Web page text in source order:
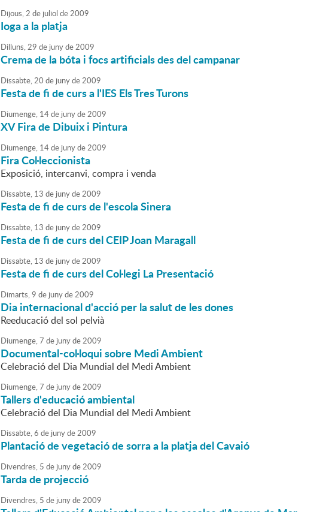
Dijous,2 de juliol de2009
Ioga a la platja
Dilluns,29 de junyde2009
Crema de la bóta i focs artificials des del campanar
Dissabte,20 de junyde2009
Festa de fi de curs a l'IES Els Tres Turons
Diumenge, 14de junyde2009
XV Fira de Dibuix i Pintura
Diumenge, 14de junyde2009
Fira Col·leccionista
Exposició, intercanvi, compra i venda
Dissabte, 13 de junyde2009
Festa de fi de curs de l'escola Sinera
Dissabte, 13 de junyde2009
Festa de fi de curs del CEIP Joan Maragall
Dissabte, 13 de junyde2009
Festa de fi de curs del Col·legi La Presentació
Dimarts,9 de junyde2009
Dia internacional d'acció per la salut de les dones
Reeducació del sol pelvià
Diumenge,7 de junyde2009
Documental-col·loqui sobre Medi Ambient
Celebració del Dia Mundial del Medi Ambient
Diumenge,7 de junyde2009
Tallers d'educació ambiental
Celebració del Dia Mundial del Medi Ambient
Dissabte,6 de junyde2009
Plantació de vegetació de sorra a la platja del Cavaió
Divendres, 5 de junyde2009
Tarda de projecció
Divendres, 5 de junyde2009